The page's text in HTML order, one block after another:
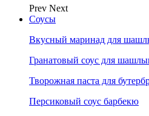
Prev Next
Соусы
Вкусный маринад для
Гранатовый соус для
Творожная паста для
Персиковый соус барбекю